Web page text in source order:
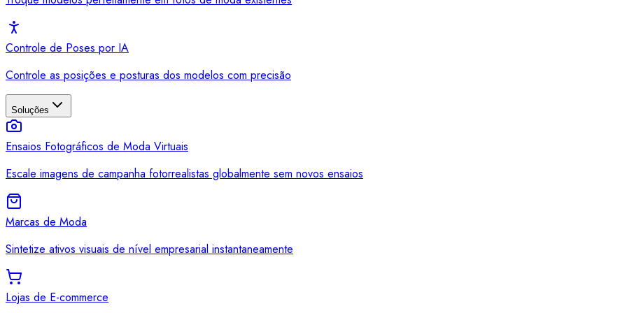
Controle de Poses por IA
Controle as posições e posturas dos modelos com precisão
Soluções
Ensaios Fotográficos de Moda Virtuais
Escale imagens de campanha fotorrealistas globalmente sem novos ensaios
Marcas de Moda
Sintetize ativos visuais de nível empresarial instantaneamente
Lojas de E-commerce